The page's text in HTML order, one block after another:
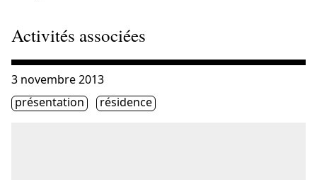
Activités associées
Consulter « Salon Femmes br@nchées 99 : Rosa Mei »
3 novembre 2013
Étiquette(s)
présentation résidence